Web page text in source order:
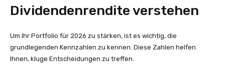
Dividendenrendite verstehen
Um Ihr Portfolio für 2026 zu stärken, ist es wichtig, die
grundlegenden Kennzahlen zu kennen. Diese Zahlen helfen
Ihnen, kluge Entscheidungen zu treffen.